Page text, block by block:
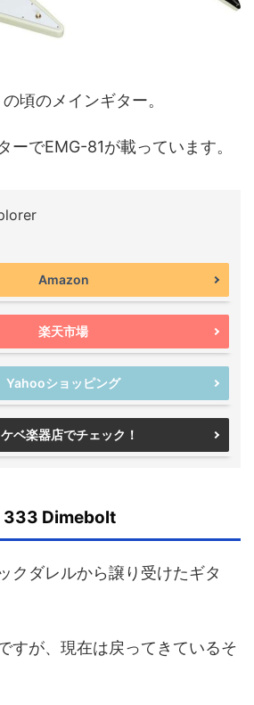
頃のメインギター。
ーでEMG-81が載っています。
Amazon
楽天市場
Yahooショッピング
ベ楽器店でチェック！
333 Dimebolt
クダレルから譲り受けたギタ
すが、現在は戻ってきているそ